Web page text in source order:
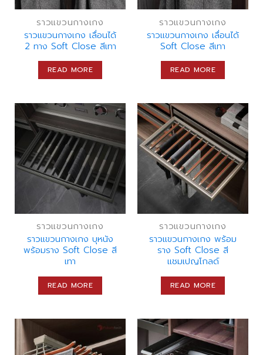
ราวแขวนกางเกง
ราวแขวนกางเกง เลื่อนได้
2 ทาง Soft Close สีเทา
READ MORE
ราวแขวนกางเกง
ราวแขวนกางเกง เลื่อนได้
Soft Close สีเทา
READ MORE
ราวแขวนกางเกง
ราวแขวนกางเกง บุหนัง
พร้อมราง Soft Close สี
เทา
READ MORE
ราวแขวนกางเกง
ราวแขวนกางเกง พร้อม
ราง Soft Close สี
แชมเปญโกลด์
READ MORE